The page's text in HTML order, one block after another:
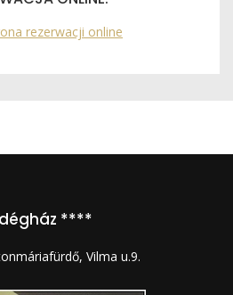
rezerwacji online
****
Vilma u.9.